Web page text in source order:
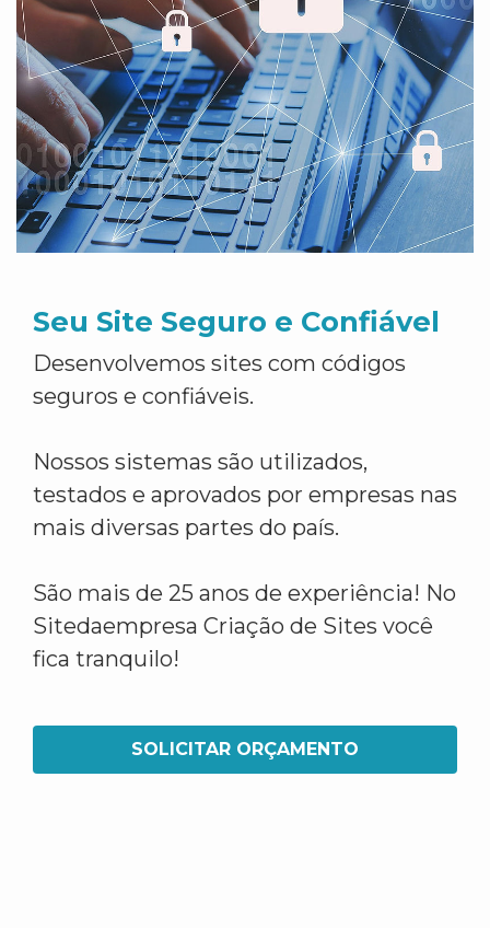
Seu Site Seguro e Confiável
Desenvolvemos sites com códigos
seguros e confiáveis.
Nossos sistemas são utilizados,
testados e aprovados por empresas nas
mais diversas partes do país.
São mais de 25 anos de experiência! No
Sitedaempresa Criação de Sites você
fica tranquilo!
SOLICITAR ORÇAMENTO